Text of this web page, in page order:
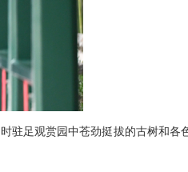
驻足观赏园中苍劲挺拔的古树和各